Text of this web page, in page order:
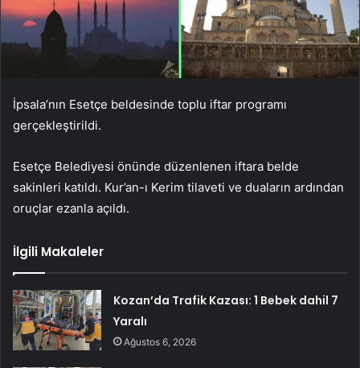
İpsala’nın Esetçe beldesinde toplu iftar programı
gerçekleştirildi.
Esetçe Belediyesi önünde düzenlenen iftara belde
sakinleri katıldı. Kur’an-ı Kerim tilaveti ve duaların ardından
oruçlar ezanla açıldı.
İlgili Makaleler
Kozan’da Trafik Kazası: 1 Bebek dahil 7
Yaralı
Ağustos 6, 2026